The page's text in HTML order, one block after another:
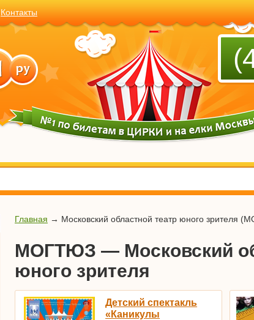
Контакты
Главная → Московский областной театр юного зрителя
МОГТЮЗ — Московский
юного зрителя
Детский спектакль
«Каникулы